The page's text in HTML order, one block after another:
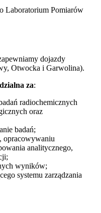
Laboratorium Pomiarów
dojazdy
Otwocka i Garwolina).
za:
radiochemicznych
oraz
badań;
opracowywaniu
analitycznego,
wyników;
systemu zarządzania